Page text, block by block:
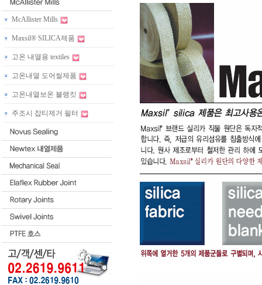
McAllister Mills
Maxsil® SILICA제품
고온 내열용 textiles
고온내열 도어씰제품
고온내열보온 블랭킷
주조시 잡티제거 필터